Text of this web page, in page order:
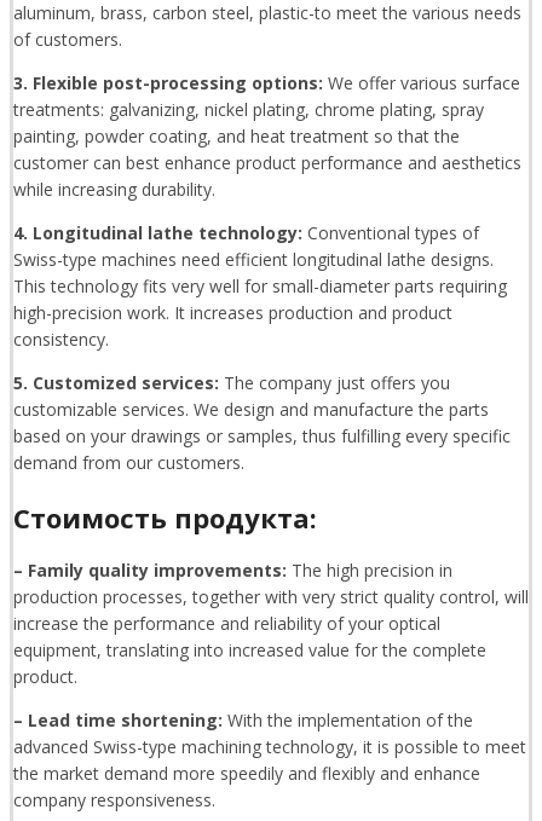
aluminum, brass, carbon steel, plastic-to meet the various needs
of customers.
3. Flexible post-processing options: We offer various surface
treatments: galvanizing, nickel plating, chrome plating, spray
painting, powder coating, and heat treatment so that the
customer can best enhance product performance and aesthetics
while increasing durability.
4. Longitudinal lathe technology: Conventional types of
Swiss-type machines need efficient longitudinal lathe designs.
This technology fits very well for small-diameter parts requiring
high-precision work. It increases production and product
consistency.
5. Customized services: The company just offers you
customizable services. We design and manufacture the parts
based on your drawings or samples, thus fulfilling every specific
demand from our customers.
Стоимость продукта:
– Family quality improvements: The high precision in
production processes, together with very strict quality control, will
increase the performance and reliability of your optical
equipment, translating into increased value for the complete
product.
– Lead time shortening: With the implementation of the
advanced Swiss-type machining technology, it is possible to meet
the market demand more speedily and flexibly and enhance
company responsiveness.